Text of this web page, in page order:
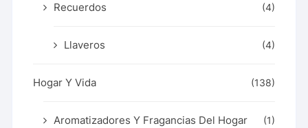
Recuerdos (4)
Llaveros (4)
Hogar Y Vida (138)
Aromatizadores Y Fragancias Del Hogar (1)